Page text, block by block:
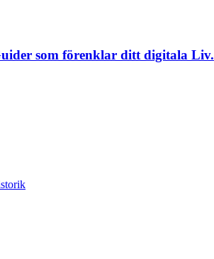
som förenklar ditt digitala Liv.